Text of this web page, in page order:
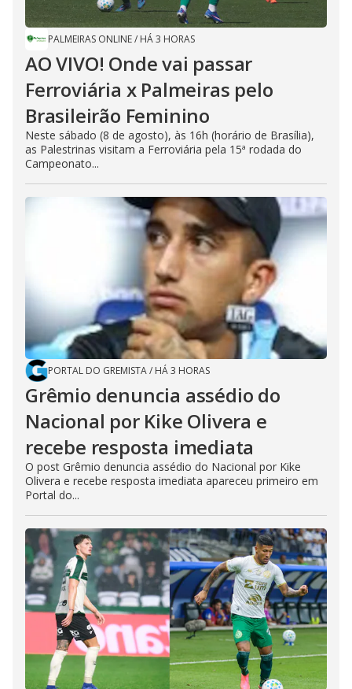
PALMEIRAS ONLINE/ HÁ 3 HORAS
AO VIVO! Onde vai passar
Ferroviária x Palmeiras pelo
Brasileirão Feminino
Neste sábado (8 de agosto), às 16h (horário de Brasília),
as Palestrinas visitam a Ferroviária pela 15ª rodada do
Campeonato...
PORTAL DO GREMISTA/ HÁ 3 HORAS
Grêmio denuncia assédio do
Nacional por Kike Olivera e
recebe resposta imediata
O post Grêmio denuncia assédio do Nacional por Kike
Olivera e recebe resposta imediata apareceu primeiro em
Portal do...